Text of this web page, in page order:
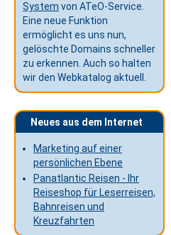
System von ATeO-Service.
Eine neue Funktion
ermöglicht es uns nun,
gelöschte Domains schneller
zu erkennen. Auch so halten
wir den Webkatalog aktuell.
Neues aus dem Internet
Marketing auf einer
persönlichen Ebene
Panatlantic Reisen - Ihr
Reiseshop für Leserreisen,
Bahnreisen und
Kreuzfahrten